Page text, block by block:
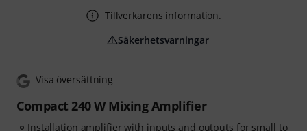
Visa översättning
Compact 240 W Mixing Amplifier
Installation amplifier with inputs and outputs for small to
Tillverkarens information.
Säkerhetsvarningar